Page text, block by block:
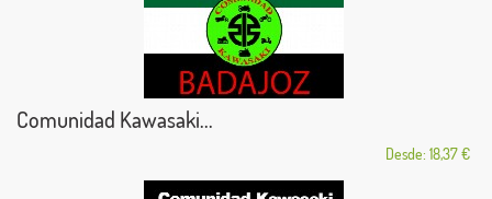
Comunidad Kawasaki...
Desde: 18,37 €